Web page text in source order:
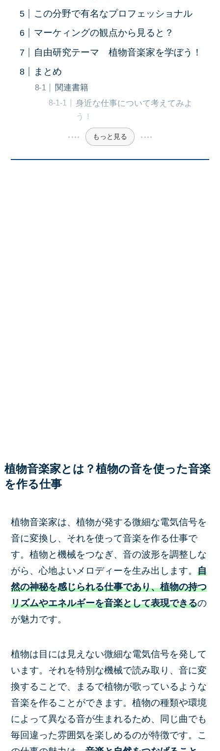
この分野で有名なプロフェッショナル
マーケィングの観点から見ると？
自由研究テーマ 植物音楽家を学ぼう！
まとめ
関連書籍
身近な仕事について考えてみよ
う！
もっと見る
植物音楽家とは？植物の音を使った音楽
を作る仕事
植物音楽家は、植物が発する微細な電気信号を
音に変換し、それを使って音楽を作る仕事で
す。植物と機械をつなぎ、音の波形を調整しな
がら、心地よいメロディーを生み出します。自
然の神秘を感じられる仕事であり、植物の持つ
リズムやエネルギーを音楽として表現できるの
が魅力です。
植物は目には見えない微細な電気信号を発して
います。それを特別な機械で読み取り、音に変
換することで、まるで植物が歌っているような
音楽を作ることができます。植物の種類や環境
によって異なる音が生まれるため、同じ曲でも
毎回違った雰囲気を楽しめるのが特徴です。こ